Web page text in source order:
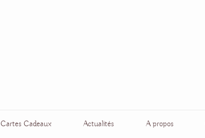
Cartes Cadeaux Actualités A propos